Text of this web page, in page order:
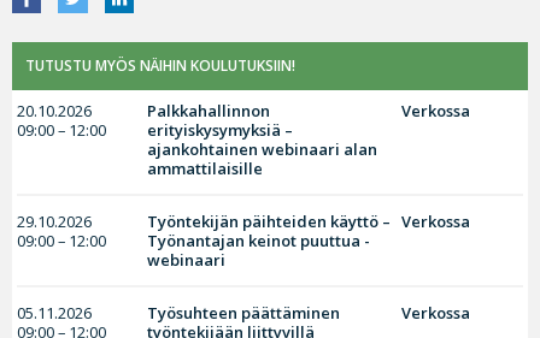
TUTUSTU MYÖS NÄIHIN KOULUTUKSIIN!
20.10.2026
09:00 – 12:00
Palkkahallinnon
erityiskysymyksiä –
ajankohtainen webinaari alan
ammattilaisille
Verkossa
29.10.2026
09:00 – 12:00
Työntekijän päihteiden käyttö –
Työnantajan keinot puuttua -
webinaari
Verkossa
05.11.2026
09:00 – 12:00
Työsuhteen päättäminen
työntekijään liittyvillä
Verkossa